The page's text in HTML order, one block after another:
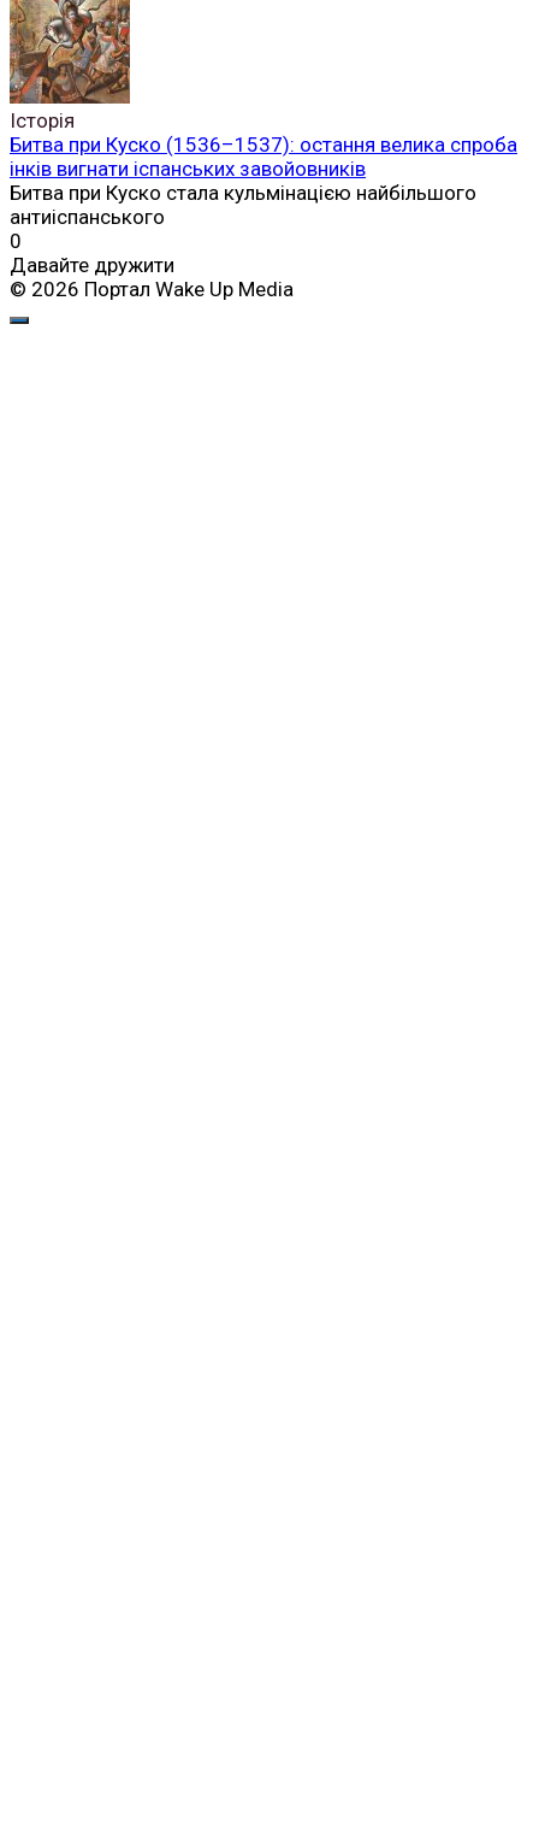
Історія
Битва при Куско (1536–1537): остання велика спроба
інків вигнати іспанських завойовників
Битва при Куско стала кульмінацією найбільшого
антиіспанського
0
Давайте дружити
© 2026 Портал Wake Up Media